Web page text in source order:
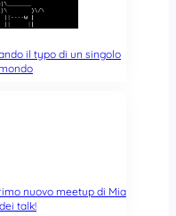
il typo di un singolo
nuovo meetup di Mia
talk!